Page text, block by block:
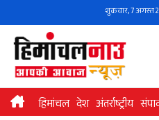
to
content
शुक्रवार, 7 अगस्त
हिमांचल देश अंतर्राष्ट्रीय